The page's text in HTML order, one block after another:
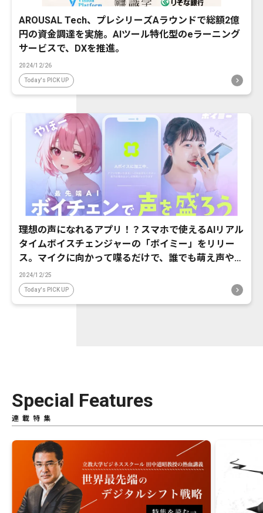
AROUSAL Tech、プレシリーズAラウンドで総額2億
円の資金調達を実施。AIツール特化型のeラーニング
サービスで、DXを推進。
2024/12/26
Today's PICK UP
理想の声になれるアプリ！？スマホで使えるAIリアル
タイムボイスチェンジャーの「ボイミー」をリリー
ス。マイクに向かって喋るだけで、誰でも萌え声やイ
ケボ風に音声変換が可能に。
2024/12/25
Today's PICK UP
Special Features
連載特集